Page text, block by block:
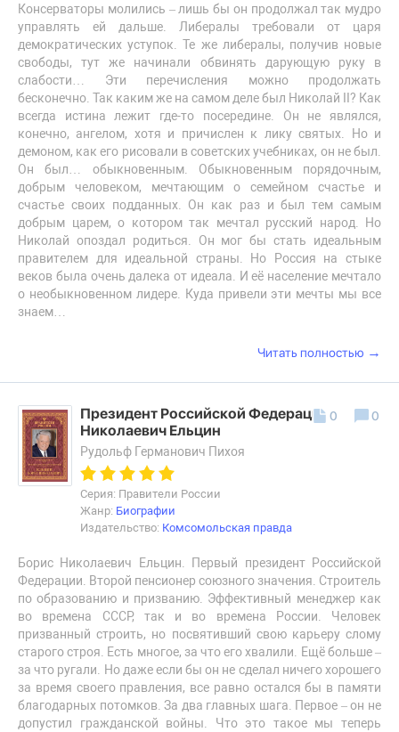
Консерваторы молились – лишь бы он продолжал так мудро
управлять ей дальше. Либералы требовали от царя
демократических уступок. Те же либералы, получив новые
свободы, тут же начинали обвинять дарующую руку в
слабости… Эти перечисления можно продолжать
бесконечно. Так каким же на самом деле был Николай II? Как
всегда истина лежит где-то посередине. Он не являлся,
конечно, ангелом, хотя и причислен к лику святых. Но и
демоном, как его рисовали в советских учебниках, он не был.
Он был… обыкновенным. Обыкновенным порядочным,
добрым человеком, мечтающим о семейном счастье и
счастье своих подданных. Он как раз и был тем самым
добрым царем, о котором так мечтал русский народ. Но
Николай опоздал родиться. Он мог бы стать идеальным
правителем для идеальной страны. Но Россия на стыке
веков была очень далека от идеала. И её население мечтало
о необыкновенном лидере. Куда привели эти мечты мы все
знаем…
Читать полностью →
Президент Российской Федерации Борис
Николаевич Ельцин
Рудольф Германович Пихоя
Серия: Правители России
Жанр: Биографии
Издательство: Комсомольская правда
Борис Николаевич Ельцин. Первый президент Российской
Федерации. Второй пенсионер союзного значения. Строитель
по образованию и призванию. Эффективный менеджер как
во времена СССР, так и во времена России. Человек
призванный строить, но посвятивший свою карьеру слому
старого строя. Есть многое, за что его хвалили. Ещё больше –
за что ругали. Но даже если бы он не сделал ничего хорошего
за время своего правления, все равно остался бы в памяти
благодарных потомков. За два главных шага. Первое – он не
допустил гражданской войны. Что это такое мы теперь
0 0